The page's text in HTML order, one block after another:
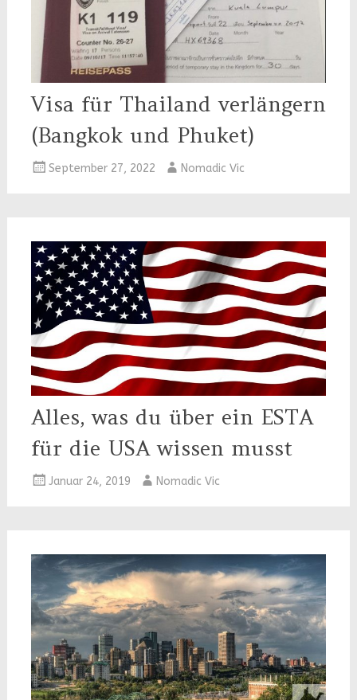
Visa für Thailand verlängern
(Bangkok und Phuket)
September 27, 2022 Nomadic Vic
Alles, was du über ein ESTA
für die USA wissen musst
Januar 24, 2019 Nomadic Vic